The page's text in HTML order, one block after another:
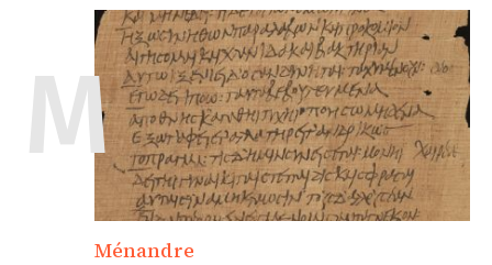
M
Ménandre